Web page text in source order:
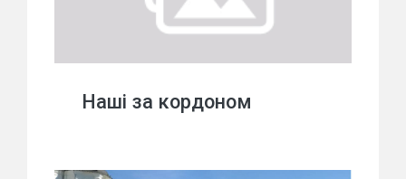
Наші за кордоном